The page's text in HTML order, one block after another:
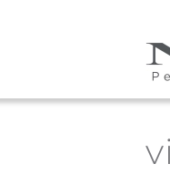
Skip to main